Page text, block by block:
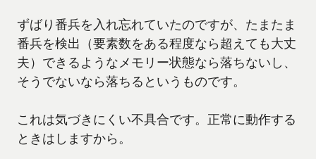
ずばり番兵を入れ忘れていたのですが、たまたま
番兵を検出（要素数をある程度なら超えても大丈
夫）できるようなメモリー状態なら落ちないし、
そうでないなら落ちるというものです。
これは気づきにくい不具合です。正常に動作する
ときはしますから。